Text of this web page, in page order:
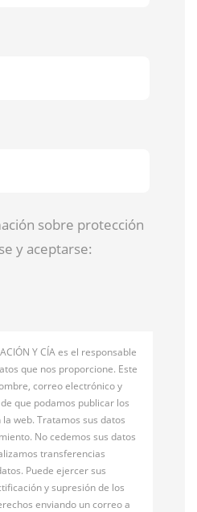
sobre protección
y aceptarse:
Y CÍA es el responsable
que nos proporcione. Este
correo electrónico y
que podamos publicar los
web. Tratamos sus datos
No cedemos sus datos
transferencias
Puede ejercer sus
y supresión de los
enviando un correo a